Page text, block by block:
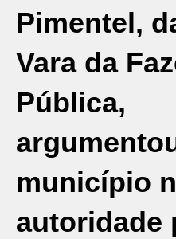
Pimentel,
Vara da
Pública,
município
autoridade